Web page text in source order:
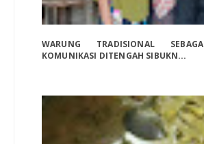
WARUNG TRADISIONAL
KOMUNIKASI DITENGAH SIBUKN...